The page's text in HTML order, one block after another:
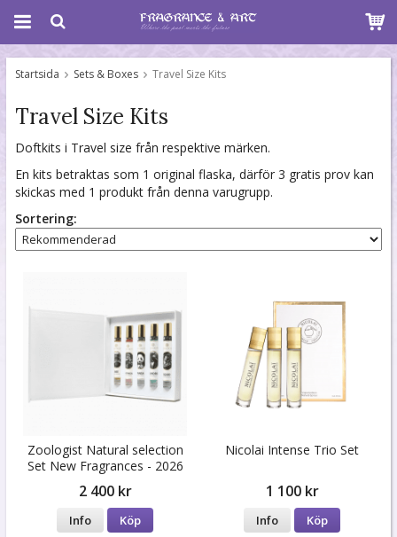
Startsida Sets & Boxes Travel Size Kits
Travel Size Kits
Doftkits i Travel size från respektive märken.
En kits betraktas som 1 original flaska, därför 3 gratis prov kan
skickas med 1 produkt från denna varugrupp.
Sortering:
Zoologist Natural selection
Set New Fragrances - 2026
2 400 kr
Info Köp
Nicolai Intense Trio Set
1 100 kr
Info Köp